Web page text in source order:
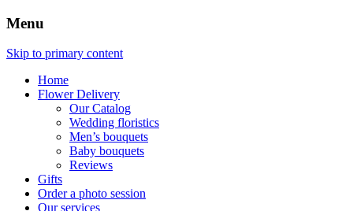
Menu
Skip to primary content
Home
Flower Delivery
Our Catalog
Wedding floristics
Men’s bouquets
Baby bouquets
Reviews
Gifts
Order a photo session
Our services